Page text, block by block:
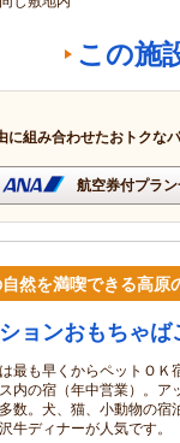
この施
に組み合わせたおトクな
航空券付プラ
然を満喫できる高原
ョンおもちゃば
最も早くからペットＯＫ
内の宿（年中営業）。ア
数。犬、猫、小動物の宿
牛ディナーが人気です。